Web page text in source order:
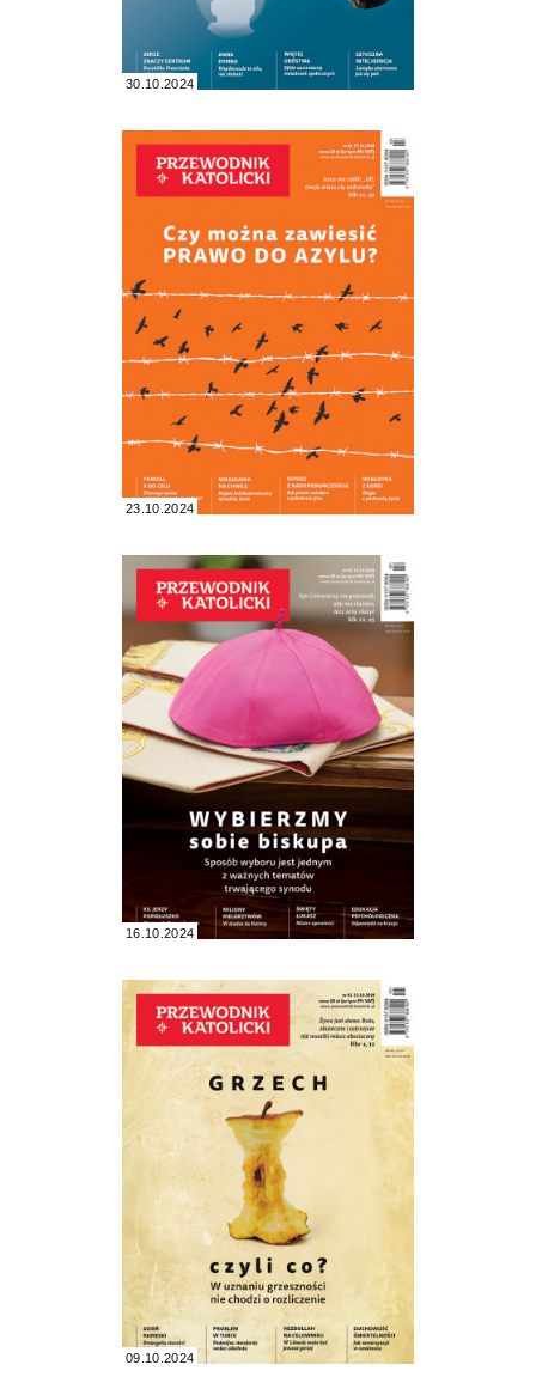
30.10.2024
23.10.2024
16.10.2024
09.10.2024